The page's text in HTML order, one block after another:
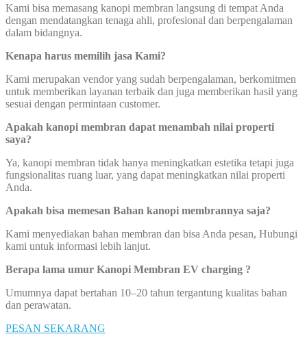
Kami bisa memasang kanopi membran langsung di tempat Anda
dengan mendatangkan tenaga ahli, profesional dan berpengalaman
dalam bidangnya.
Kenapa harus memilih jasa Kami?
Kami merupakan vendor yang sudah berpengalaman, berkomitmen
untuk memberikan layanan terbaik dan juga memberikan hasil yang
sesuai dengan permintaan customer.
Apakah kanopi membran dapat menambah nilai properti
saya?
Ya, kanopi membran tidak hanya meningkatkan estetika tetapi juga
fungsionalitas ruang luar, yang dapat meningkatkan nilai properti
Anda.
Apakah bisa memesan Bahan kanopi membrannya saja?
Kami menyediakan bahan membran dan bisa Anda pesan, Hubungi
kami untuk informasi lebih lanjut.
Berapa lama umur Kanopi Membran EV charging ?
Umumnya dapat bertahan 10–20 tahun tergantung kualitas bahan
dan perawatan.
PESAN SEKARANG